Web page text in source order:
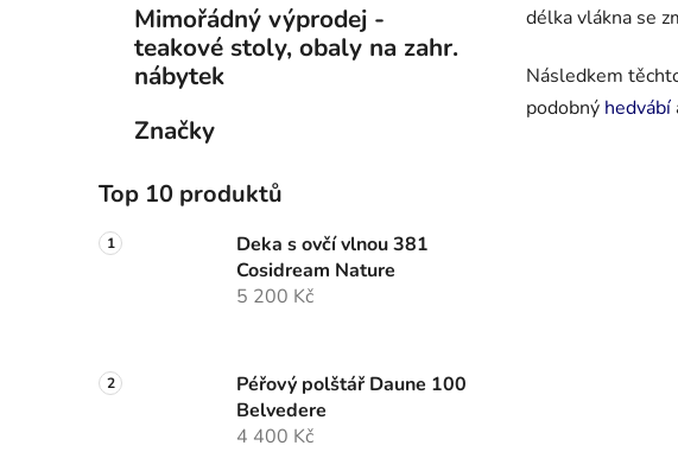
Mimořádný výprodej -
teakové stoly, obaly na zahr.
nábytek
Značky
Top 10 produktů
Deka s ovčí vlnou 381
Cosidream Nature
5 200 Kč
Péřový polštář Daune 100
Belvedere
4 400 Kč
délka vlákna se
Následkem
podobný hedvábí